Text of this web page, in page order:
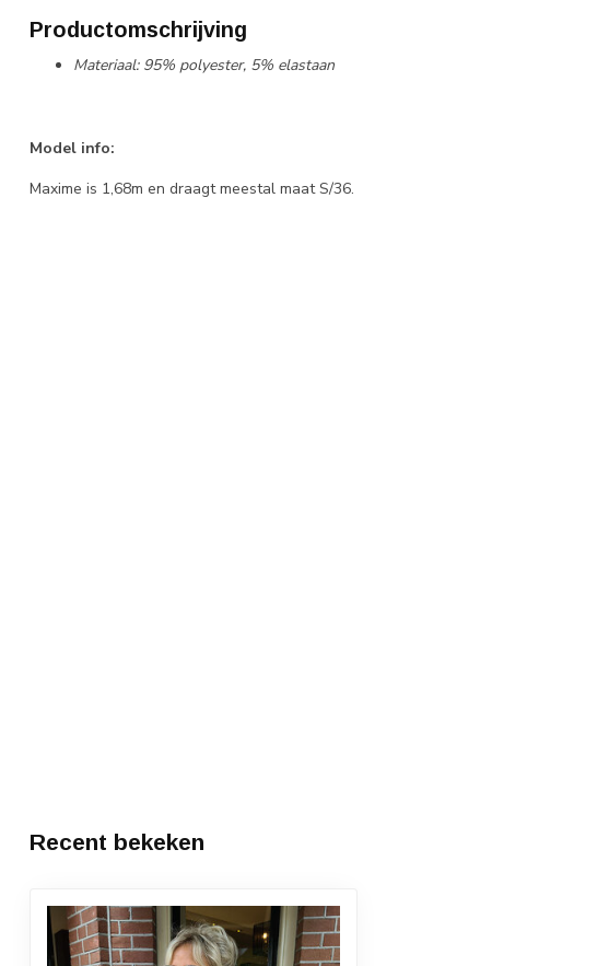
Productomschrijving
Materiaal: 95% polyester, 5% elastaan
Model info:
Maxime is 1,68m en draagt meestal maat S/36.
Recent bekeken